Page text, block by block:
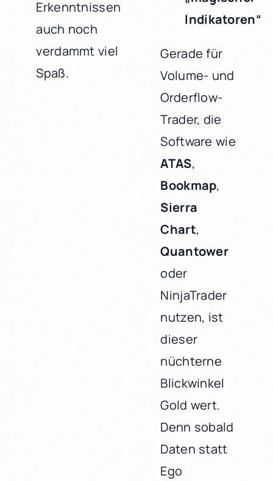
Erkenntnissen
auch noch
verdammt viel
Spaß.
Indikatoren“
Gerade für
Volume- und
Orderflow-
Trader, die
Software wie
ATAS,
Bookmap,
Sierra
Chart,
Quantower
oder
NinjaTrader
nutzen, ist
dieser
nüchterne
Blickwinkel
Gold wert.
Denn sobald
Daten statt
Ego